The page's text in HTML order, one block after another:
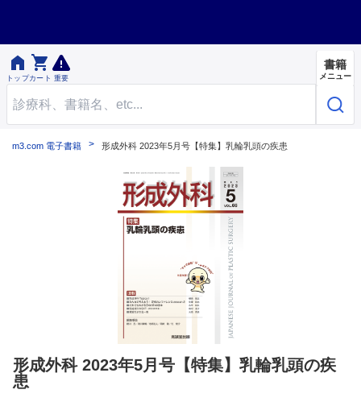

トップ

カート 重要
書籍
メニュー
m3.com 電子書籍 形成外科 2023年5月号【特集】乳輪乳頭の疾患
形成外科 2023年5月号【特集】乳輪乳頭の疾
患